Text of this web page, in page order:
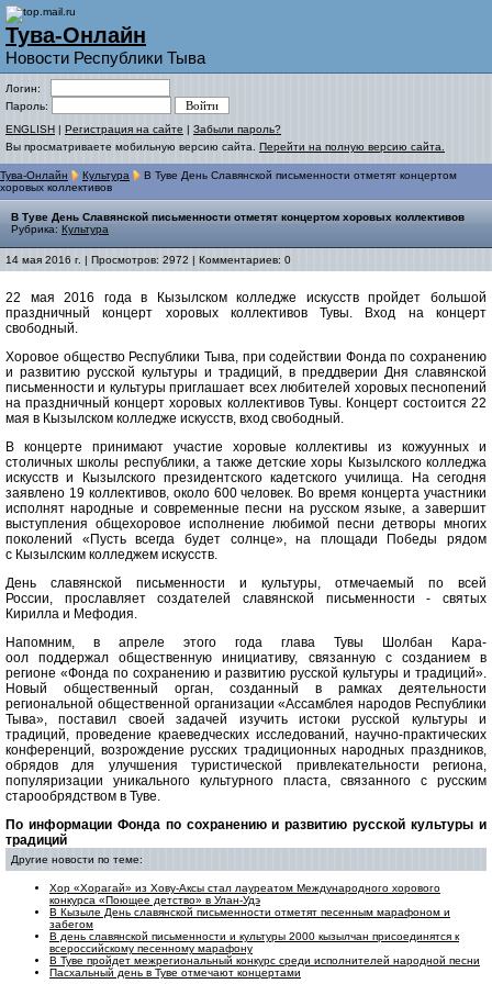
Тува-Онлайн
Новости Республики Тыва
Логин:
Пароль:
ENGLISH | Регистрация на сайте | Забыли пароль?
Вы просматриваете мобильную версию сайта. Перейти на полную версию сайта.
Тува-Онлайн Культура
В Туве День Славянской письменности отметят концертом
хоровых коллективов
В Туве День Славянской письменности отметят концертом хоровых коллективов
Рубрика: Культура
14 мая 2016 г. | Просмотров: 2972 | Комментариев: 0
22 мая 2016 года в Кызылском колледже искусств пройдет большой
праздничный концерт хоровых коллективов Тувы. Вход на концерт
свободный.
Хоровое общество Республики Тыва, при содействии Фонда по сохранению
и развитию русской культуры и традиций, в преддверии Дня славянской
письменности и культуры приглашает всех любителей хоровых песнопений
на праздничный концерт хоровых коллективов Тувы. Концерт состоится 22
мая в Кызылском колледже искусств, вход свободный.
В концерте принимают участие хоровые коллективы из кожуунных и
столичных школы республики, а также детские хоры Кызылского колледжа
искусств и Кызылского президентского кадетского училища. На сегодня
заявлено 19 коллективов, около 600 человек. Во время концерта участники
исполнят народные и современные песни на русском языке, а завершит
выступления общехоровое исполнение любимой песни детворы многих
поколений «Пусть всегда будет солнце», на площади Победы рядом
с Кызылским колледжем искусств.
День славянской письменности и культуры, отмечаемый по всей
России, прославляет создателей славянской письменности - святых
Кирилла и Мефодия.
Напомним, в апреле этого года глава Тувы Шолбан Кара-
оол поддержал общественную инициативу, связанную с созданием в
регионе «Фонда по сохранению и развитию русской культуры и традиций».
Новый общественный орган, созданный в рамках деятельности
региональной общественной организации «Ассамблея народов Республики
Тыва», поставил своей задачей изучить истоки русской культуры и
традиций, проведение краеведческих исследований, научно-практических
конференций, возрождение русских традиционных народных праздников,
обрядов для улучшения туристической привлекательности региона,
популяризации уникального культурного пласта, связанного с русским
старообрядством в Туве.
По информации Фонда по сохранению и развитию русской культуры и
традиций
Другие новости по теме:
Хор «Хорагай» из Хову-Аксы стал лауреатом Международного хорового
конкурса «Поющее детство» в Улан-Удэ
В Кызыле День славянской письменности отметят песенным марафоном и
забегом
В день славянской письменности и культуры 2000 кызылчан присоединятся к
всероссийскому песенному марафону
В Туве пройдет межрегиональный конкурс среди исполнителей народной песни
Пасхальный день в Туве отмечают концертами